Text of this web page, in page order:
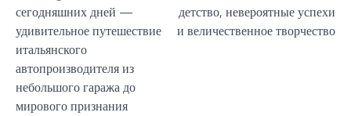
записям
сегодняшних дней —
удивительное путешествие
итальянского
автопроизводителя из
небольшого гаража до
мирового признания
детство, невероятные успехи
и величественное творчество